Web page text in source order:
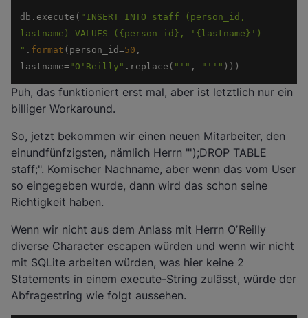
db.execute( "INSERT INTO staff (person_id,
lastname) VALUES ({person_id}, '{lastname}')
" . format (person_id=50 ,
lastname="O'Reilly" .replace( "'" , "''" )))
Puh, das funktioniert erst mal, aber ist letztlich nur ein
billiger Workaround.
So, jetzt bekommen wir einen neuen Mitarbeiter, den
einundfünfzigsten, nämlich Herrn "');DROP TABLE
staff;". Komischer Nachname, aber wenn das vom User
so eingegeben wurde, dann wird das schon seine
Richtigkeit haben.
Wenn wir nicht aus dem Anlass mit Herrn OʼReilly
diverse Character escapen würden und wenn wir nicht
mit SQLite arbeiten würden, was hier keine 2
Statements in einem execute-String zulässt, würde der
Abfragestring wie folgt aussehen.